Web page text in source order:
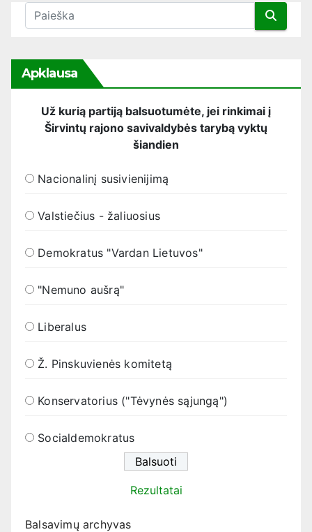
Apklausa
Už kurią partiją balsuotumėte, jei rinkimai į
Širvintų rajono savivaldybės tarybą vyktų
šiandien
Nacionalinį susivienijimą
Valstiečius - žaliuosius
Demokratus "Vardan Lietuvos"
"Nemuno aušrą"
Liberalus
Ž. Pinskuvienės komitetą
Konservatorius ("Tėvynės sąjungą")
Socialdemokratus
Rezultatai
Balsavimų archyvas